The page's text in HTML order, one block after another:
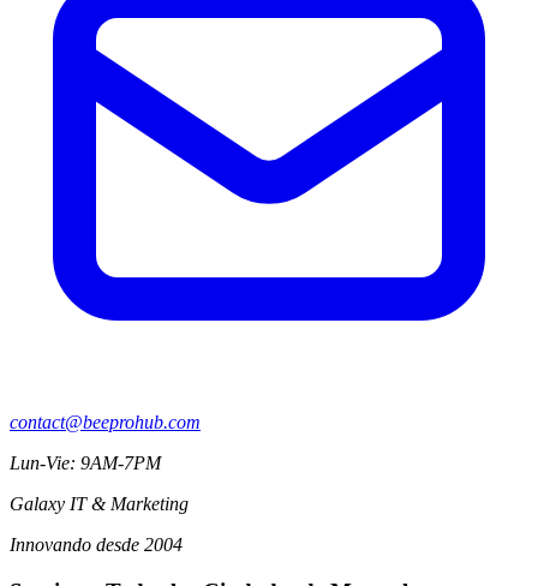
contact@beeprohub.com
Lun-Vie: 9AM-7PM
Galaxy IT & Marketing
Innovando desde 2004